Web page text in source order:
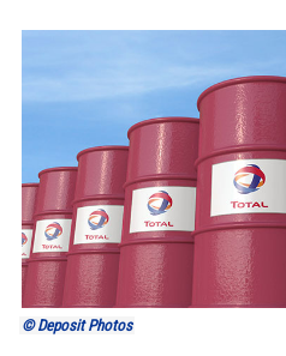
© Deposit Photos